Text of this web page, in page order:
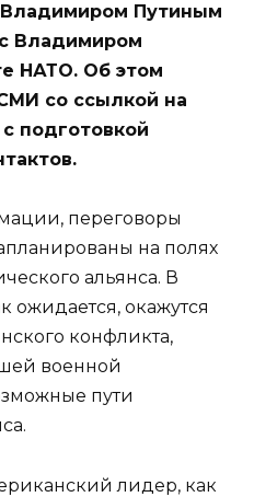
Путиным
Владимиром
НАТО. Об этом
со ссылкой на
подготовкой
переговоры
на полях
альянса. В
ожидается, окажутся
конфликта,
военной
пути
лидер, как